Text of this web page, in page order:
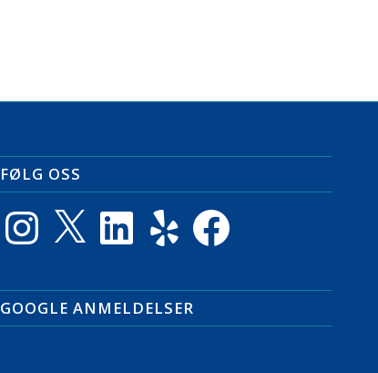
FØLG OSS
Instagram
X LinkedIn Yelp Facebook
GOOGLE ANMELDELSER